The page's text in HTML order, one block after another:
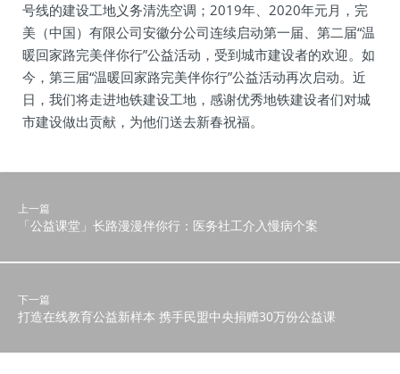
号线的建设工地义务清洗空调；2019年、2020年元月，完
美（中国）有限公司安徽分公司连续启动第一届、第二届“温
暖回家路完美伴你行”公益活动，受到城市建设者的欢迎。如
今，第三届“温暖回家路完美伴你行”公益活动再次启动。近
日，我们将走进地铁建设工地，感谢优秀地铁建设者们对城
市建设做出贡献，为他们送去新春祝福。
上一篇
「公益课堂」长路漫漫伴你行：医务社工介入慢病个案
下一篇
打造在线教育公益新样本 携手民盟中央捐赠30万份公益课